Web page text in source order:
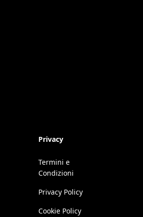
Privacy
Termini e
Condizioni
Privacy Policy
Cookie Policy